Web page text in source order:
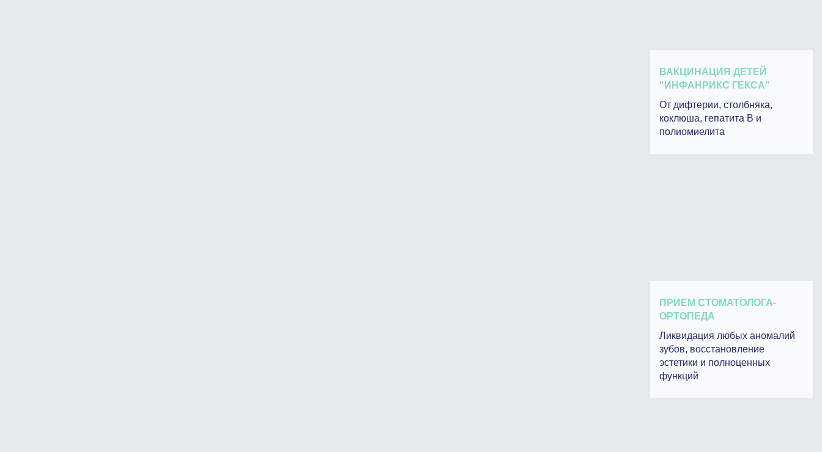
ВАКЦИНАЦИЯ ДЕТЕЙ
"ИНФАНРИКС ГЕКСА"
От дифтерии, столбняка,
коклюша, гепатита В и
полиомиелита
ПРИЕМ СТОМАТОЛОГА-
ОРТОПЕДА
Ликвидация любых аномалий
зубов, восстановление
эстетики и полноценных
функций